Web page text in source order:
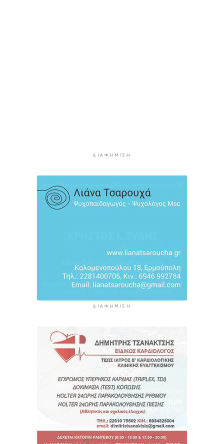
Νέα στήριξη στη Φιλαρμονική Ορχήστρα του
Δήμου Σύρου – Ερμούπολης
4 ώρες 23 λεπτά πρίν
ΔΙΑΦΉΜΙΣΗ
ΔΙΑΦΉΜΙΣΗ